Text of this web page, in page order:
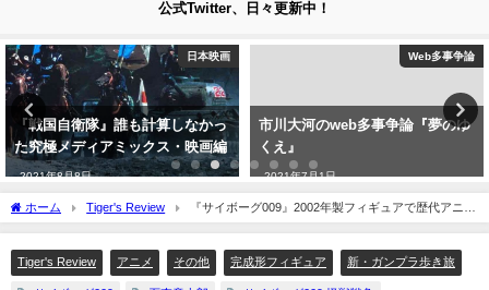
公式Twitter、日々更新中！
日本映画
『戦国自衛隊』誰も計算しなかっ
た究極メディアミックス・映画編
2021年8月8日
Web多事争論
市川大河のweb多事争論『夢のゆ
くえ』
2021年7月1日
ホーム Tiger's Review
『サイボーグ009』2002年製フィギュアで歴代アニメ
版メンバーを再現する！・4「東映動画 映画版（後）」
Tiger's Review アニメ その他 完成形フィギュア 新・ガンプラ歩き旅